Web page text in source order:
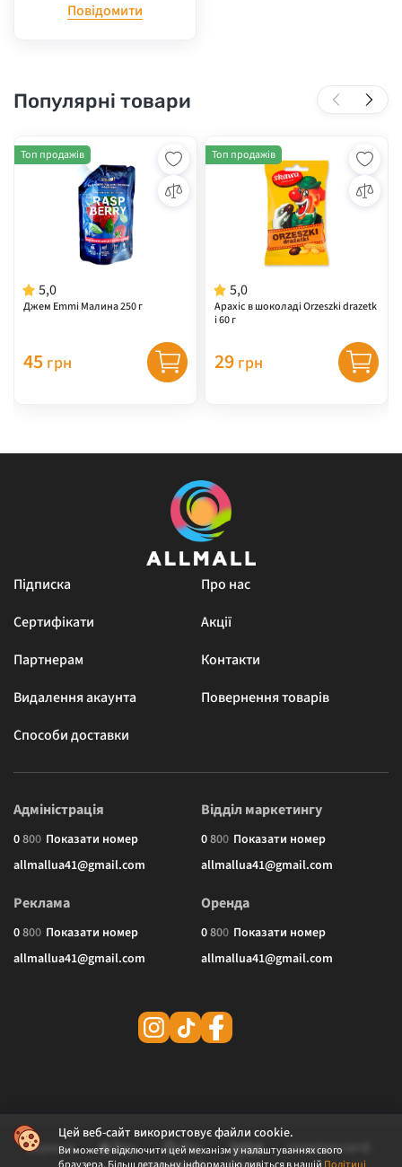
Повідомити
Популярні товари
5,0
Джем Emmi Малина 250 г
Топ продажів
45 грн
5,0
Арахіс в шоколаді Orzeszki drazetk
i 60 г
Топ продажів
29 грн
Цей веб-сайт використовує файли cookie.
Ви можете відключити цей механізм у налаштуваннях свого
Підписка
Про нас
Сертифікати
Акції
Партнерам
Контакти
Видалення акаунта
Повернення товарів
Способи доставки
Адміністрація
0800 Показати номер
allmallua41@gmail.com
Відділ маркетингу
0800 Показати номер
allmallua41@gmail.com
Реклама
0800 Показати номер
allmallua41@gmail.com
Оренда
0800 Показати номер
allmallua41@gmail.com